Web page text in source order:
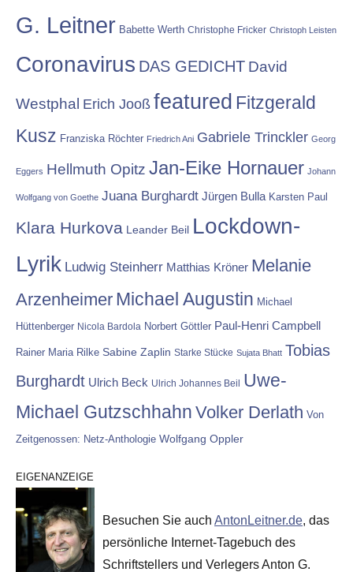
G. Leitner Babette Werth Christophe Fricker Christoph Leisten
Coronavirus DAS GEDICHT David
Westphal Erich Jooß featured Fitzgerald
Kusz Franziska Röchter Friedrich Ani Gabriele Trinckler Georg
Eggers Hellmuth Opitz Jan-Eike Hornauer Johann
Wolfgang von Goethe Juana Burghardt Jürgen Bulla Karsten Paul
Klara Hurkova Leander Beil Lockdown-
Lyrik Ludwig Steinherr Matthias Kröner Melanie
Arzenheimer Michael Augustin Michael
Hüttenberger Nicola Bardola Norbert Göttler Paul-Henri Campbell
Rainer Maria Rilke Sabine Zaplin Starke Stücke Sujata Bhatt Tobias
Burghardt Ulrich Beck Ulrich Johannes Beil Uwe-
Michael Gutzschhahn Volker Derlath Von
Zeitgenossen: Netz-Anthologie Wolfgang Oppler
EIGENANZEIGE
Besuchen Sie auch AntonLeitner.de, das
persönliche Internet-Tagebuch des
Schriftstellers und Verlegers Anton G.